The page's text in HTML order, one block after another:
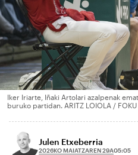
Iker Iriarte, Iñaki Artolari azalpenak
buruko partidan. ARITZ LOIOLA / FOKU
Julen Etxeberria
2026KO MAIATZAREN 29A05:05